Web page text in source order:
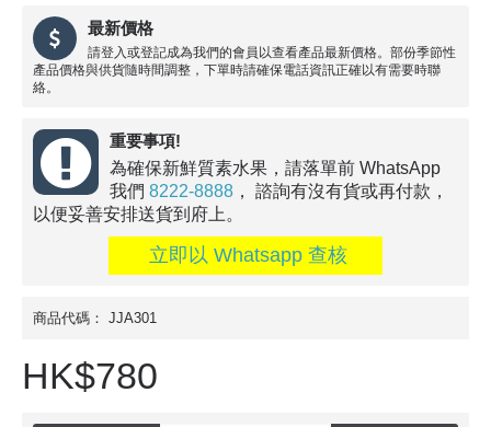
最新價格
請登入或登記成為我們的會員以查看產品最新價格。部份季節性
產品價格與供貨隨時間調整，下單時請確保電話資訊正確以有需要時聯
絡。
重要事項!
為確保新鮮質素水果，請落單前 WhatsApp
我們 8222-8888 ， 諮詢有沒有貨或再付款，
以便妥善安排送貨到府上。
立即以 Whatsapp 查核
商品代碼： JJA301
HK$780